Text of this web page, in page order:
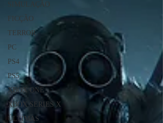
SIMULAÇÃO
FICÇÃO
TERROR
PC
PS4
PS5
XBOX ONE
XBOX SERIES X
ÚLTIMAS